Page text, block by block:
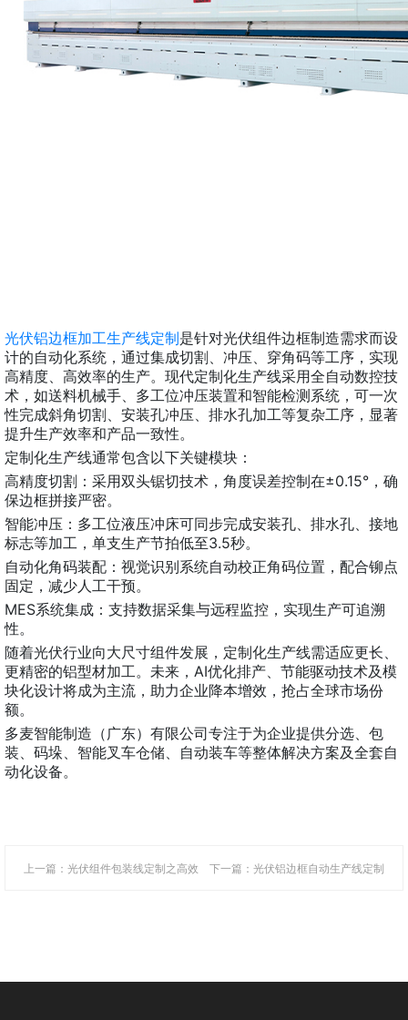
光伏铝边框加工生产线定制是针对光伏组件边框制造需求而设
计的自动化系统，通过集成切割、冲压、穿角码等工序，实现
高精度、高效率的生产。现代定制化生产线采用全自动数控技
术，如送料机械手、多工位冲压装置和智能检测系统，可一次
性完成斜角切割、安装孔冲压、排水孔加工等复杂工序，显著
提升生产效率和产品一致性。
定制化生产线通常包含以下关键模块：
高精度切割：采用双头锯切技术，角度误差控制在±0.15°，确
保边框拼接严密。
智能冲压：多工位液压冲床可同步完成安装孔、排水孔、接地
标志等加工，单支生产节拍低至3.5秒。
自动化角码装配：视觉识别系统自动校正角码位置，配合铆点
固定，减少人工干预。
MES系统集成：支持数据采集与远程监控，实现生产可追溯
性。
随着光伏行业向大尺寸组件发展，定制化生产线需适应更长、
更精密的铝型材加工。未来，AI优化排产、节能驱动技术及模
块化设计将成为主流，助力企业降本增效，抢占全球市场份
额。
多麦智能制造（广东）有限公司专注于为企业提供分选、包
装、码垛、智能叉车仓储、自动装车等整体解决方案及全套自
动化设备。
上一篇：​光伏组件包装线定制之高效 下一篇：光伏铝边框自动生产线定制